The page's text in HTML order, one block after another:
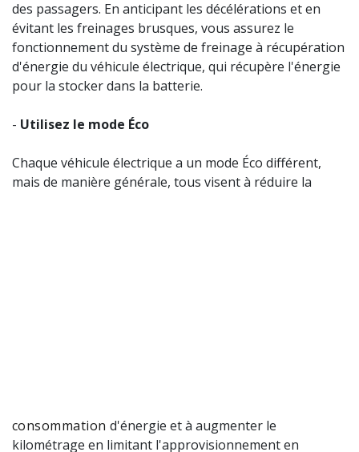
des passagers. En anticipant les décélérations et en
évitant les freinages brusques, vous assurez le
fonctionnement du système de freinage à récupération
d'énergie du véhicule électrique, qui récupère l'énergie
pour la stocker dans la batterie.
- Utilisez le mode Éco
Chaque véhicule électrique a un mode Éco différent,
mais de manière générale, tous visent à réduire la
consommation d'énergie et à augmenter le
kilométrage en limitant l'approvisionnement en